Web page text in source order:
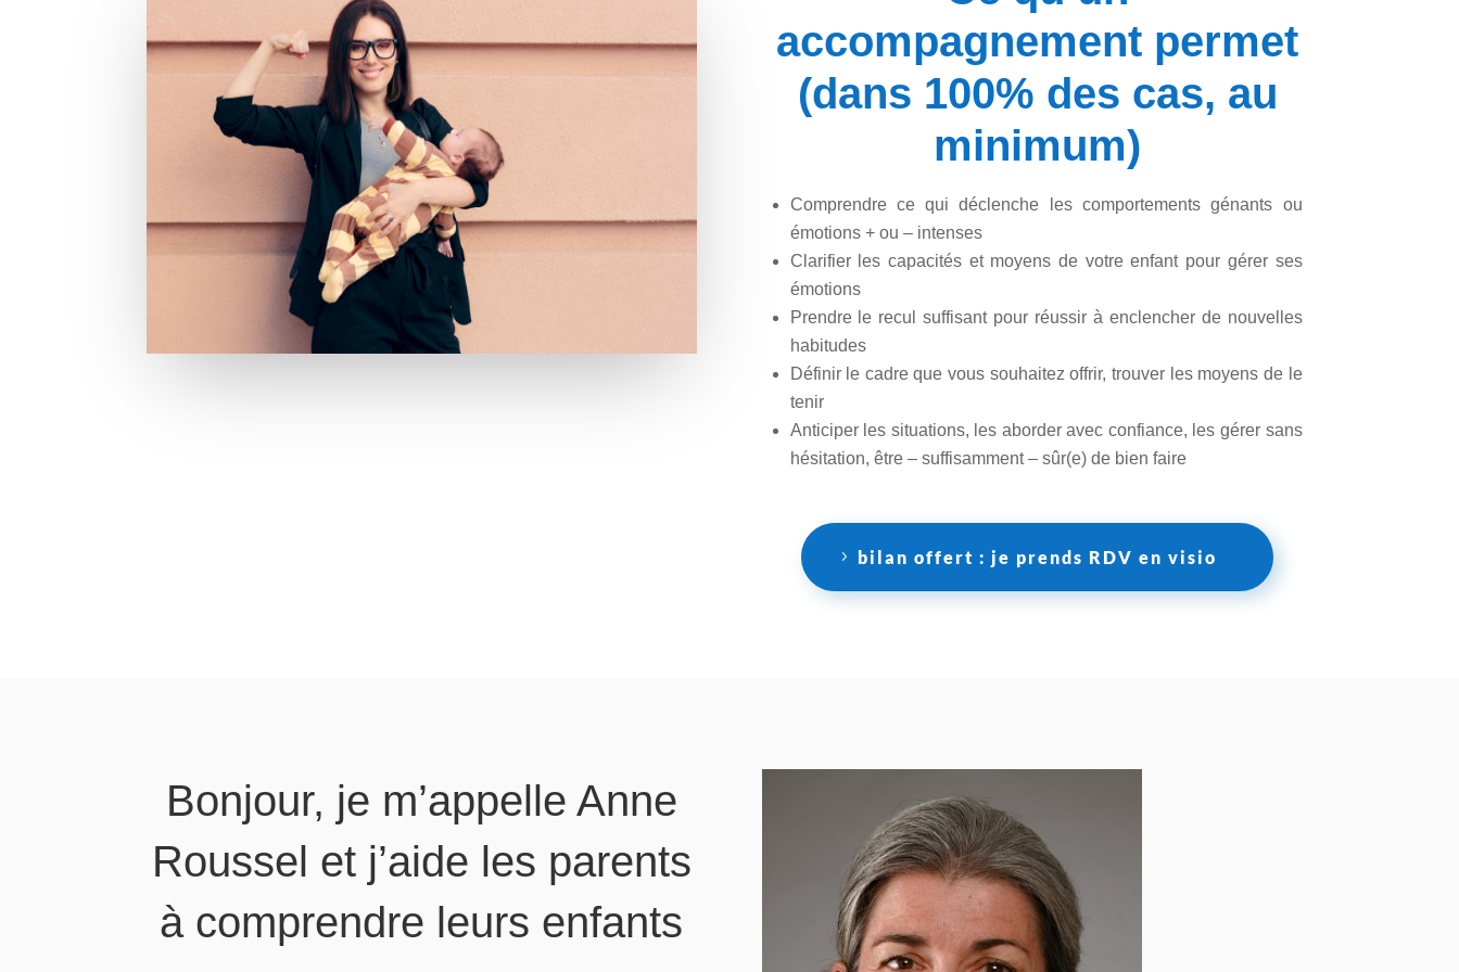
accompagnement permet
(dans 100% des cas, au
minimum)
Comprendre ce qui déclenche les comportements génants ou
émotions + ou – intenses
Clarifier les capacités et moyens de votre enfant pour gérer ses
émotions
Prendre le recul suffisant pour réussir à enclencher de nouvelles
habitudes
Définir le cadre que vous souhaitez offrir, trouver les moyens de le
tenir
Anticiper les situations, les aborder avec confiance, les gérer sans
hésitation, être – suffisamment – sûr(e) de bien faire
bilan offert : je prends RDV en visio
Bonjour, je m’appelle Anne
Roussel et j’aide les parents
à comprendre leurs enfants